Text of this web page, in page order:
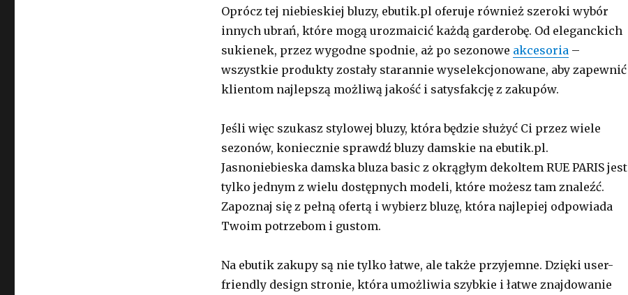
Oprócz tej niebieskiej bluzy, ebutik.pl oferuje również szeroki wybór
innych ubrań, które mogą urozmaicić każdą garderobę. Od eleganckich
sukienek, przez wygodne spodnie, aż po sezonowe akcesoria–
wszystkie produkty zostały starannie wyselekcjonowane, aby zapewnić
klientom najlepszą możliwą jakość i satysfakcję z zakupów.
Jeśli więc szukasz stylowej bluzy, która będzie służyć Ci przez wiele
sezonów, koniecznie sprawdź bluzy damskie na ebutik.pl.
Jasnoniebieska damska bluza basic z okrągłym dekoltem RUE PARIS jest
tylko jednym z wielu dostępnych modeli, które możesz tam znaleźć.
Zapoznaj się z pełną ofertą i wybierz bluzę, która najlepiej odpowiada
Twoim potrzebom i gustom.
Na ebutik zakupy są nie tylko łatwe, ale także przyjemne. Dzięki user-
friendly design stronie, która umożliwia szybkie i łatwe znajdowanie